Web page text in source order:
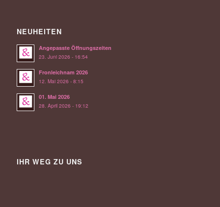
NEUHEITEN
Angepasste Öffnungszeiten
23. Juni 2026 - 16:54
Fronleichnam 2026
12. Mai 2026 - 8:15
01. Mai 2026
28. April 2026 - 19:12
IHR WEG ZU UNS